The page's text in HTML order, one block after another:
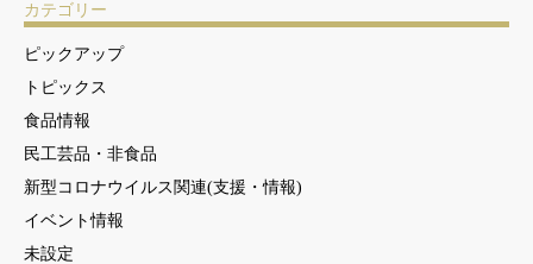
カテゴリー
ピックアップ
トピックス
食品情報
民工芸品・非食品
新型コロナウイルス関連(支援・情報)
イベント情報
未設定